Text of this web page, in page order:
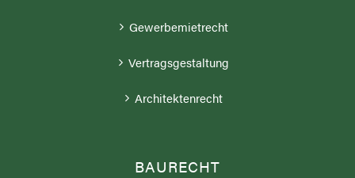
Gewerbemietrecht
Vertragsgestaltung
Architektenrecht
BAURECHT